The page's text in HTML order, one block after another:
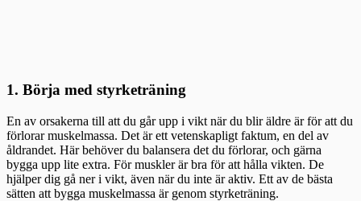
1. Börja med styrketräning
En av orsakerna till att du går upp i vikt när du blir äldre är för att du
förlorar muskelmassa. Det är ett vetenskapligt faktum, en del av
åldrandet. Här behöver du balansera det du förlorar, och gärna
bygga upp lite extra. För muskler är bra för att hålla vikten. De
hjälper dig gå ner i vikt, även när du inte är aktiv. Ett av de bästa
sätten att bygga muskelmassa är genom styrketräning.